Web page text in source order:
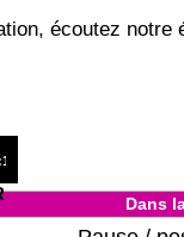
écoutez notre
Dans